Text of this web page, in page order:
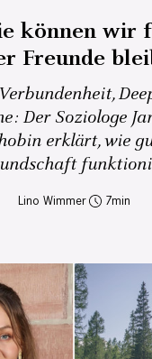
können wir
Freunde
Der Soziologe
erklärt, wie
Lino Wimmer 7